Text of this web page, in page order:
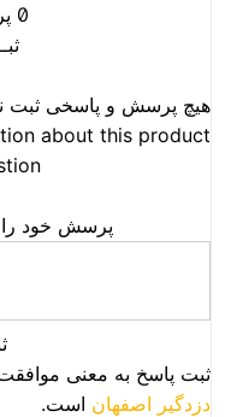
0
هیچ پرسش و پاسخی ثبت
about this product
پرسش خود را
ثبت پاسخ به معنی موافقت
دزدگیر اصفهان است.